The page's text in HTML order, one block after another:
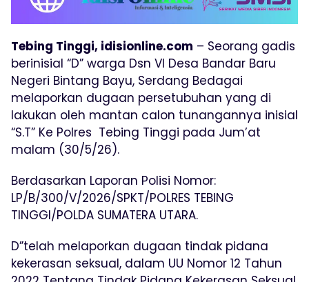
Tebing Tinggi, idisionline.com – Seorang gadis
berinisial “D” warga Dsn VI Desa Bandar Baru
Negeri Bintang Bayu, Serdang Bedagai
melaporkan dugaan persetubuhan yang di
lakukan oleh mantan calon tunangannya inisial
“S.T” Ke Polres Tebing Tinggi pada Jum’at
malam (30/5/26).
Berdasarkan Laporan Polisi Nomor:
LP/B/300/V/2026/SPKT/POLRES TEBING
TINGGI/POLDA SUMATERA UTARA.
D”telah melaporkan dugaan tindak pidana
kekerasan seksual, dalam UU Nomor 12 Tahun